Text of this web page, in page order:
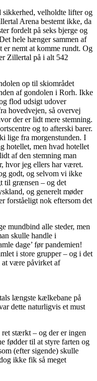
sikkerhed, velholdte lifter og
Arena bestemt ikke, da
fordelt på seks bjerge og
hele hænger sammen af
er nemt at komme rundt. Og
Zillertal på i alt 542
op til skiområdet
af gondolen i Rorh. Ikke
flod udsigt udover
hovedvejen, så overvej
der er lidt mere stemning.
og to afterski barer.
lige fra morgenstunden. I
hotellet, men hvad hotellet
af den stemning man
hvor jeg ellers har været.
godt, og selvom vi ikke
til grænsen – og det
og generelt møder
forståeligt nok eftersom det
mundbind alle steder, men
skulle handle i
dage’ før pandemien!
i store grupper – og i det
at være påvirket af
længste kælkebane på
dette naturligvis et must
stærkt – og der er ingen
fødder til at styre farten og
(efter sigende) skulle
ikke fik så meget